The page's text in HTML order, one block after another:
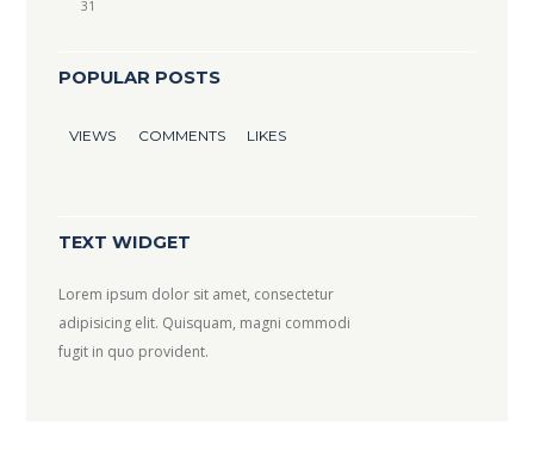
31
POPULAR POSTS
VIEWS COMMENTS LIKES
TEXT WIDGET
Lorem ipsum dolor sit amet, consectetur
adipisicing elit. Quisquam, magni commodi
fugit in quo provident.